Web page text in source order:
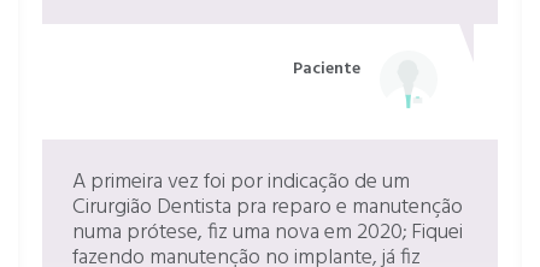
Paciente
A primeira vez foi por indicação de um
Cirurgião Dentista pra reparo e manutenção
numa prótese, fiz uma nova em 2020; Fiquei
fazendo manutenção no implante, já fiz